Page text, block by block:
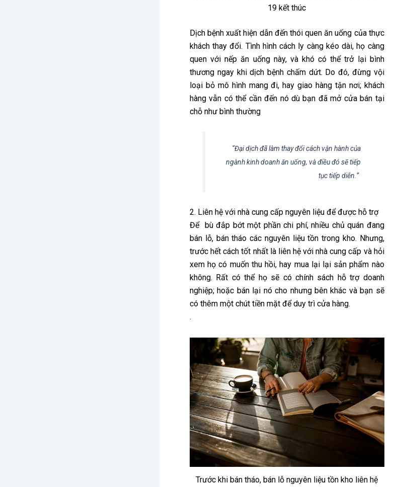
19 kết thúc
Dịch bệnh xuất hiện dẫn đến thói quen ăn uống của thực
khách thay đổi. Tình hình cách ly càng kéo dài, họ càng
quen với nếp ăn uống này, và khó có thể trở lại bình
thương ngay khi dịch bệnh chấm dứt. Do đó, đừng vội
loại bỏ mô hình mang đi, hay giao hàng tận nơi; khách
hàng vẫn có thể cần đến nó dù bạn đã mở cửa bán tại
chỗ như bình thường
“Đại dịch đã làm thay đổi cách vận hành của
ngành kinh doanh ăn uống, và điều đó sẽ tiếp
tục tiếp diễn.”
2. Liên hệ với nhà cung cấp nguyên liệu để được hỗ trợ
Để bù đắp bớt một phần chi phí, nhiều chủ quán đang
bán lỗ, bán tháo các nguyên liệu tồn trong kho. Nhưng,
trước hết cách tốt nhất là liên hệ với nhà cung cấp và hỏi
xem họ có muốn thu hồi, hay mua lại lại sản phẩm nào
không. Rất có thể họ sẽ có chính sách hỗ trợ doanh
nghiệp; hoặc bán lại nó cho nhưng bên khác và bạn sẽ
có thêm một chút tiền mặt để duy trì cửa hàng.
.
Trước khi bán tháo, bán lỗ nguyên liệu tồn kho liên hệ